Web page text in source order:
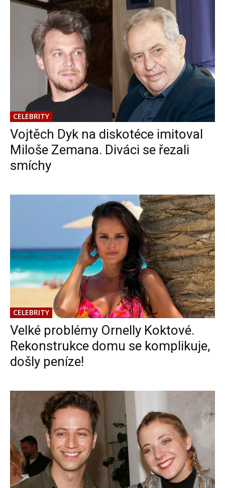
CELEBRITY
Vojtěch Dyk na diskotéce imitoval
Miloše Zemana. Diváci se řezali
smíchy
CELEBRITY
Velké problémy Ornelly Koktové.
Rekonstrukce domu se komplikuje,
došly peníze!